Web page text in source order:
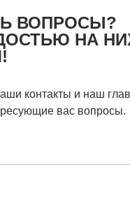
ВОПРОСЫ?
НА
контакты и наш
вас вопросы.